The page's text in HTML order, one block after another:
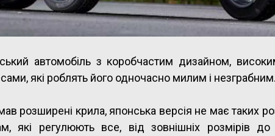
автомобіль з коробчастим дизайном,
які роблять його одночасно милим і
розширені крила, японська версія не має таких
які регулюють все, від зовнішніх розмірів до